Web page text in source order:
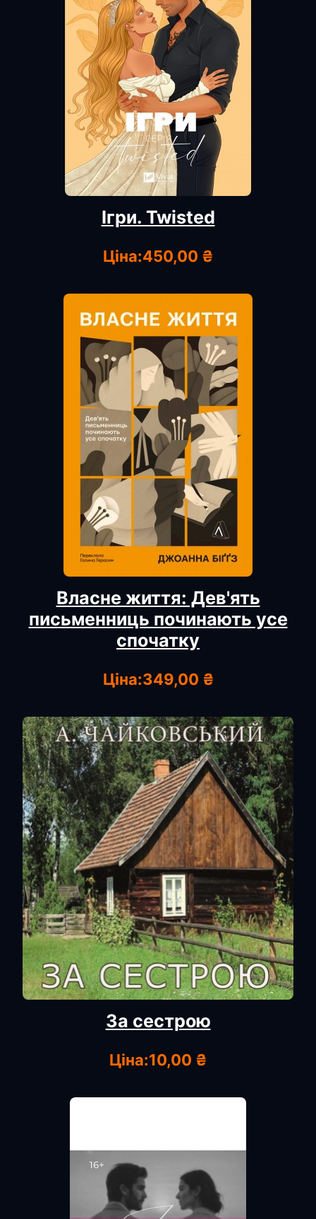
Ігри. Twisted
Ціна:450,00 ₴
Власне життя: Дев'ять
письменниць починають усе
спочатку
Ціна:349,00 ₴
За сестрою
Ціна:10,00 ₴